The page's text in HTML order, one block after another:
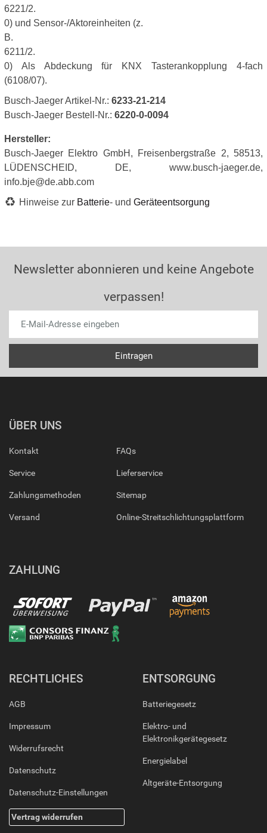
6221/2.
0) und Sensor-/Aktoreinheiten (z.
B.
6211/2.
0) Als Abdeckung für KNX Tasterankopplung 4-fach
(6108/07).
Busch-Jaeger Artikel-Nr.: 6233-21-214
Busch-Jaeger Bestell-Nr.: 6220-0-0094
Hersteller:
Busch-Jaeger Elektro GmbH, Freisenbergstraße 2, 58513,
LÜDENSCHEID, DE, www.busch-jaeger.de,
info.bje@de.abb.com
Hinweise zur Batterie- und Geräteentsorgung
Newsletter abonnieren und keine Angebote
verpassen!
ÜBER UNS
Kontakt
Service
Zahlungsmethoden
Versand
FAQs
Lieferservice
Sitemap
Online-Streitschlichtungsplattform
ZAHLUNG
RECHTLICHES
AGB
Impressum
Widerrufsrecht
Datenschutz
Datenschutz-Einstellungen
Vertrag widerrufen
ENTSORGUNG
Batteriegesetz
Elektro- und
Elektronikgerätegesetz
Energielabel
Altgeräte-Entsorgung